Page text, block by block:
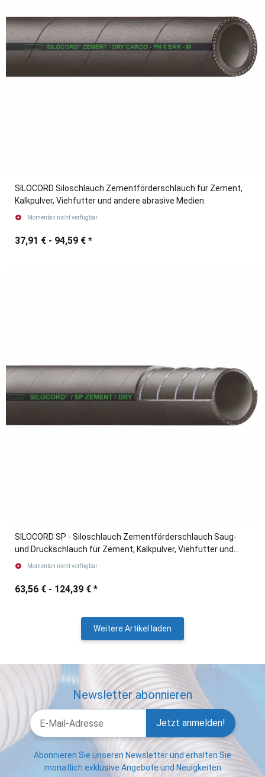
SILOCORD Siloschlauch Zementförderschlauch für Zement,
Kalkpulver, Viehfutter und andere abrasive Medien.
Momentan nicht verfügbar
37,91 € - 94,59 € *
SILOCORD SP - Siloschlauch Zementförderschlauch Saug-
und Druckschlauch für Zement, Kalkpulver, Viehfutter und
andere abrasive Medien.
Momentan nicht verfügbar
63,56 € - 124,39 € *
Weitere Artikel laden
Newsletter abonnieren
Jetzt anmelden!
Abonnieren Sie unseren Newsletter und erhalten Sie
monatlich exklusive Angebote und Neuigkeiten